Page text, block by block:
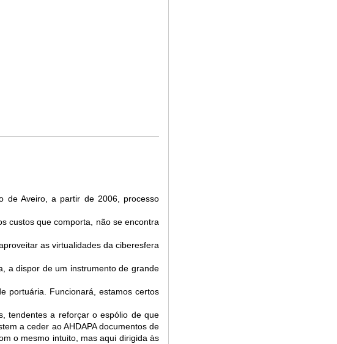
de Aveiro, a partir de 2006, processo
custos que comporta, não se encontra
as virtualidades da ciberesfera
a dispor de um instrumento de grande
portuária. Funcionará, estamos certos
tendentes a reforçar o espólio de que
a ceder ao AHDAPA documentos de
o mesmo intuito, mas aqui dirigida às